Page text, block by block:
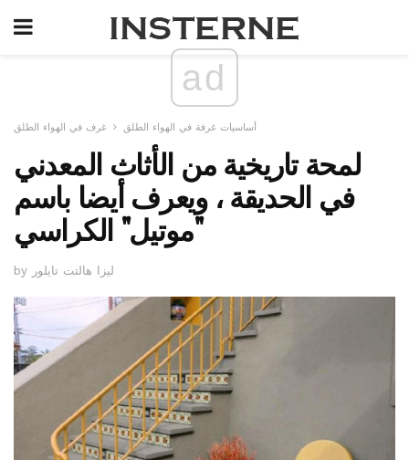
ad
أساسيات غرفة في الهواء الطلق غرف في الهواء الطلق
لمحة تاريخية من الأثاث المعدني
في الحديقة ، ويعرف أيضا باسم
"موتيل" الكراسي
by ليزا هالتت تايلور